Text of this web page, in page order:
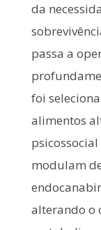
da
passa a
foi
alimentos
modulam
alterando o